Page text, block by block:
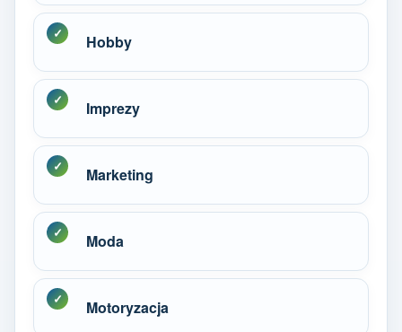
Hobby
Imprezy
Marketing
Moda
Motoryzacja